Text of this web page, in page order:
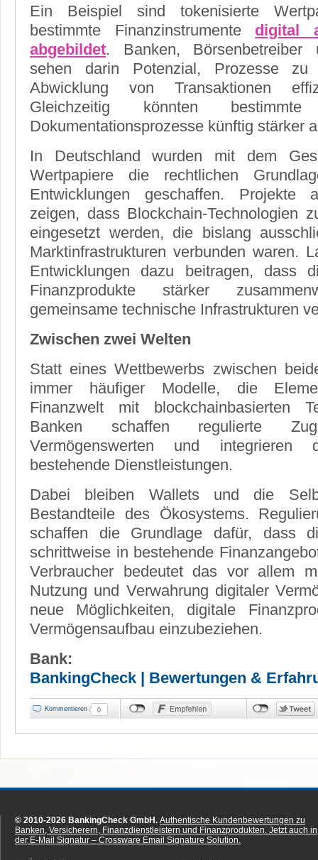
Ein Beispiel sind tokenisierte
bestimmte Finanzinstrumente digital
abgebildet. Banken, Börsenbetreiber
sehen darin Potenzial, Prozesse
Abwicklung von Transaktionen
Gleichzeitig könnten
Dokumentationsprozesse künftig stärker
In Deutschland wurden mit dem
Wertpapiere die rechtlichen
Entwicklungen geschaffen. Projekte
zeigen, dass Blockchain-Technologien
eingesetzt werden, die bislang
Marktinfrastrukturen verbunden waren.
Entwicklungen dazu beitragen, dass
Finanzprodukte stärker
gemeinsame technische Infrastrukturen
Zwischen zwei Welten
Statt eines Wettbewerbs zwischen
immer häufiger Modelle, die
Finanzwelt mit blockchainbasierten
Banken schaffen regulierte
Vermögenswerten und integrieren
bestehende Dienstleistungen.
Dabei bleiben Wallets und die
Bestandteile des Ökosystems.
schaffen die Grundlage dafür, dass
schrittweise in bestehende
Verbraucher bedeutet das vor allem
Nutzung und Verwahrung digitaler
neue Möglichkeiten, digitale
Vermögensaufbau einzubeziehen.
Bank:
BankingCheck | Bewertungen &
Kommentieren 0
© 2010-2026 BankingCheck GmbH. Authentische Kundenbewertungen zu
Banken, Versicherern, Finanzdienstleistern und Finanzprodukten. Jetzt auch in
der E-Mail Signatur – Crossware Email Signature Solution.